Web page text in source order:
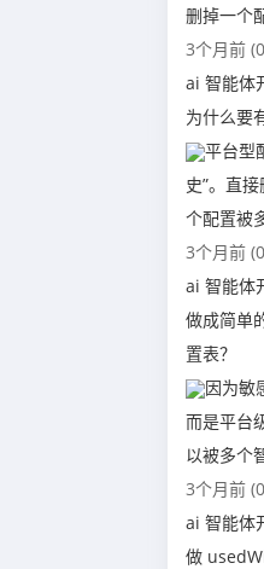
删掉一个
3个月前
ai 智能体
为什么要
平台型
史”。直
个配置被
3个月前
ai 智能体
做成简单
置表？
因为敏
而是平台
以被多个
3个月前
ai 智能体
做